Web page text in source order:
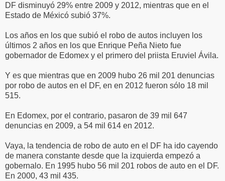
DF disminuyó 29% entre 2009 y 2012, mientras que en el
Estado de Méxicó subió 37%.
Los años en los que subió el robo de autos incluyen los
últimos 2 años en los que Enrique Peña Nieto fue
gobernador de Edomex y el primero del priista Eruviel Ávila.
Y es que mientras que en 2009 hubo 26 mil 201 denuncias
por robo de autos en el DF, en en 2012 fueron sólo 18 mil
515.
En Edomex, por el contrario, pasaron de 39 mil 647
denuncias en 2009, a 54 mil 614 en 2012.
Vaya, la tendencia de robo de auto en el DF ha ido cayendo
de manera constante desde que la izquierda empezó a
gobernalo. En 1995 hubo 56 mil 201 robos de auto en el DF.
En 2000, 43 mil 435.